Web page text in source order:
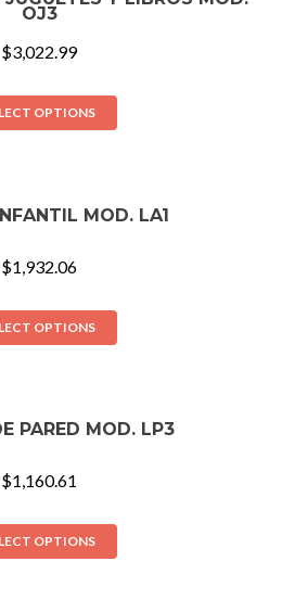
OJ3
$3,022.99
OPTIONS
MOD. LA1
$1,932.06
OPTIONS
PARED MOD. LP3
$1,160.61
OPTIONS